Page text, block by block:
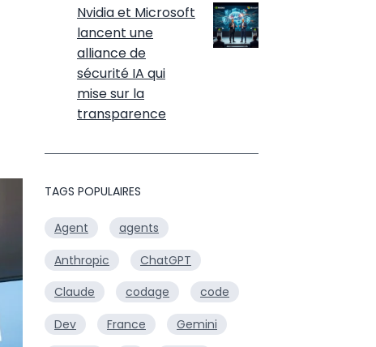
Nvidia et Microsoft
lancent une
alliance de
sécurité IA qui
mise sur la
transparence
TAGS POPULAIRES
Agent
agents
Anthropic
ChatGPT
Claude
codage
code
Dev
France
Gemini